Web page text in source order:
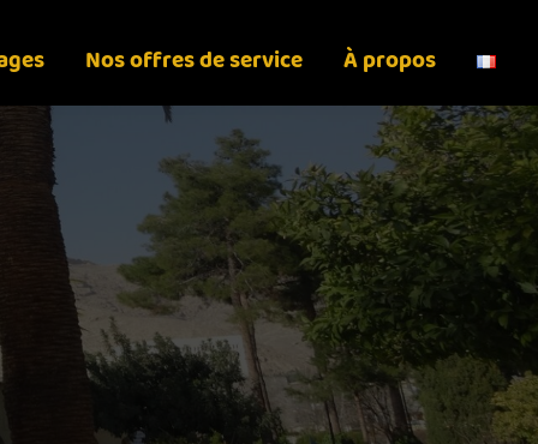
Nos offres de service À propos